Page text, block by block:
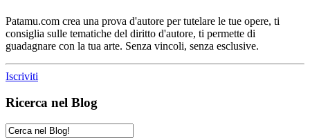
Patamu.com crea una prova d'autore per tutelare le tue opere, ti
consiglia sulle tematiche del diritto d'autore, ti permette di
guadagnare con la tua arte. Senza vincoli, senza esclusive.
Iscriviti
Ricerca nel Blog